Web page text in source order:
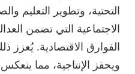
التحتية، وتطوير التعليم
الاجتماعية التي تضمن
الفوارق الاقتصادية. يُعزز
ويحفز الإنتاجية، مما